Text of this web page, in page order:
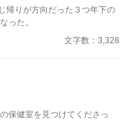
帰りが方向だった３つ年下の
った。
文字数：3,328
保健室を見つけてくださっ